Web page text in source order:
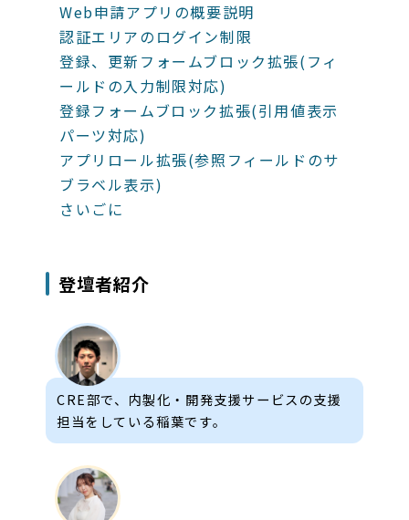
Web申請アプリの概要説明
認証エリアのログイン制限
登録、更新フォームブロック拡張(フィ
ールドの入力制限対応)
登録フォームブロック拡張(引用値表示
パーツ対応)
アプリロール拡張(参照フィールドのサ
ブラベル表示)
さいごに
登壇者紹介
CRE部で、内製化・開発支援サービスの支援
担当をしている稲葉です。